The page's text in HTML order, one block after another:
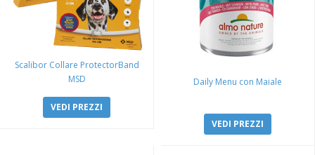
Scalibor Collare ProtectorBand
MSD
VEDI PREZZI
Daily Menu con Maiale
VEDI PREZZI